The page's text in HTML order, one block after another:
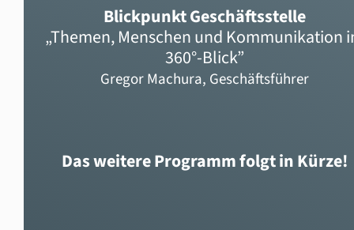
Blickpunkt Geschäftsstelle
„Themen, Menschen und Kommunikation
360°-Blick”
Gregor Machura, Geschäftsführer
Das weitere Programm folgt in Kürze!